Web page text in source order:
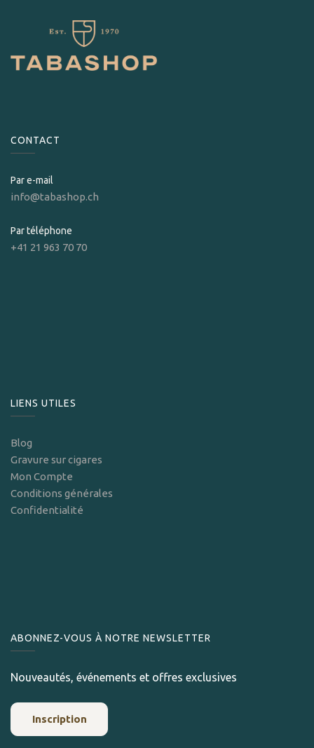
CONTACT
Par e-mail
info@tabashop.ch
Par téléphone
+41 21 963 70 70
LIENS UTILES
Blog
Gravure sur cigares
Mon Compte
Conditions générales
Confidentialité
ABONNEZ-VOUS À NOTRE NEWSLETTER
Nouveautés, événements et offres exclusives
Inscription